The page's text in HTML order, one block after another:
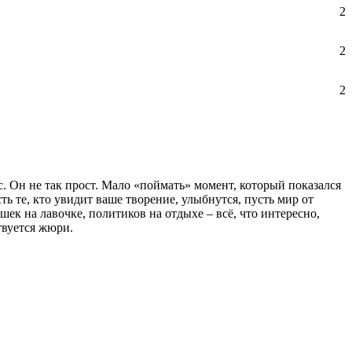
2
2
2
Он не так прост. Мало «поймать» момент, который показался
те, кто увидит ваше творение, улыбнутся, пусть мир от
на лавочке, политиков на отдыхе – всё, что интересно,
жюри.